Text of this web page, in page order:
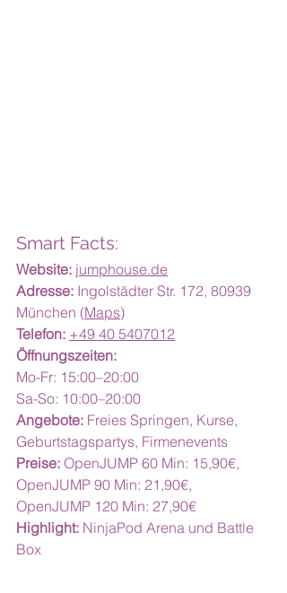
Smart Facts:
Website: jumphouse.de
Adresse: Ingolstädter Str. 172, 80939
München (Maps)
Telefon: +49 40 5407012
Öffnungszeiten:
Mo-Fr: 15:00–20:00
Sa-So: 10:00–20:00
Angebote: Freies Springen, Kurse,
Geburtstagspartys, Firmenevents
Preise: OpenJUMP 60 Min: 15,90€,
OpenJUMP 90 Min: 21,90€,
OpenJUMP 120 Min: 27,90€
Highlight: NinjaPod Arena und Battle
Box